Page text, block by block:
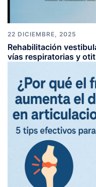
22 DICIEMBRE, 2025
Rehabilitación
vías respiratorias y